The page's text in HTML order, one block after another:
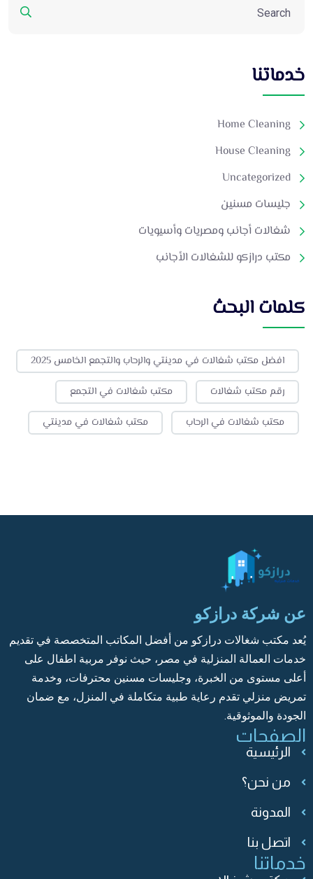
خدماتنا
Home Cleaning
House Cleaning
Uncategorized
جليسات مسنين
شغالات أجانب ومصريات وأسيويات
مكتب درازكو للشغالات الأجانب
كلمات البحث
افضل مكتب شغالات في مدينتي والرحاب والتجمع الخامس 2025
رقم مكتب شغالات
مكتب شغالات في التجمع
مكتب شغالات في الرحاب
مكتب شغالات في مدينتي
عن شركة درازكو
يُعد مكتب شغالات درازكو من أفضل المكاتب المتخصصة في تقديم
خدمات العمالة المنزلية في مصر، حيث نوفر مربية اطفال على
أعلى مستوى من الخبرة، وجليسات مسنين محترفات، وخدمة
تمريض منزلي تقدم رعاية طبية متكاملة في المنزل، مع ضمان
الجودة والموثوقية.
الصفحات
الرئيسية
من نحن؟
المدونة
اتصل بنا
خدماتنا
t